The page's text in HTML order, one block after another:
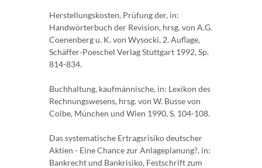
Herstellungskosten, Prüfung der, in:
Handwörterbuch der Revision, hrsg. von A.G.
Coenenberg u. K. von Wysocki, 2. Auflage,
Schäffer-Poeschel Verlag Stuttgart 1992, Sp.
814-834.
Buchhaltung, kaufmännische, in: Lexikon des
Rechnungswesens, hrsg. von W. Busse von
Colbe, München und Wien 1990, S. 104-108.
Das systematische Ertragsrisiko deutscher
Aktien - Eine Chance zur Anlageplanung?, in:
Bankrecht und Bankrisiko, Festschrift zum